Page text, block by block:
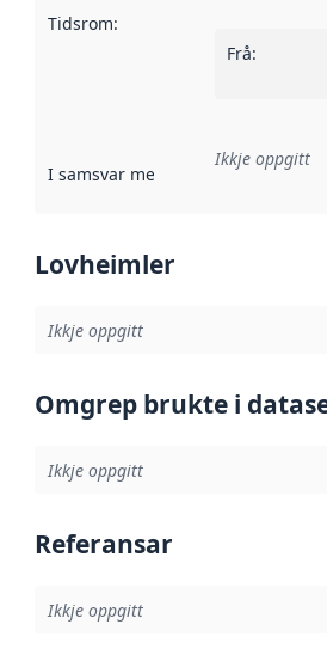
Tidsrom:
Frå:
I samsvar med Referanse til ei
Ikkje oppgitt
Lovheimler
Ikkje oppgitt
Omgrep brukte i
Ikkje oppgitt
Referansar
Ikkje oppgitt